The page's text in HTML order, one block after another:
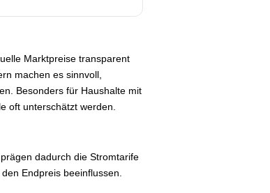
Marktpreise transparent
machen es sinnvoll,
Besonders für Haushalte mit
oft unterschätzt werden.
dadurch die Stromtarife
Endpreis beeinflussen.